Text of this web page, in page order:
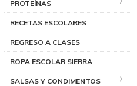
PROTEÍNAS
RECETAS ESCOLARES
REGRESO A CLASES
ROPA ESCOLAR SIERRA
SALSAS Y CONDIMENTOS